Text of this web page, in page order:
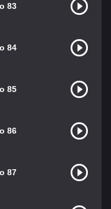
83
84
85
86
87